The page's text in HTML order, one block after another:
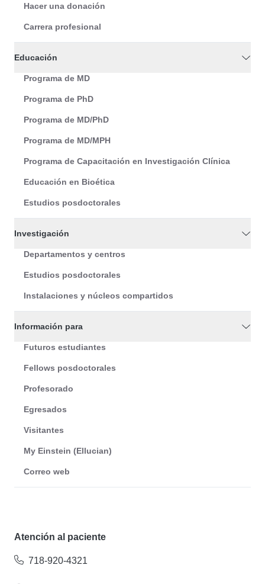
Hacer una donación
Carrera profesional
Educación
Programa de MD
Programa de PhD
Programa de MD/PhD
Programa de MD/MPH
Programa de Capacitación en Investigación Clínica
Educación en Bioética
Estudios posdoctorales
Investigación
Departamentos y centros
Estudios posdoctorales
Instalaciones y núcleos compartidos
Información para
Futuros estudiantes
Fellows posdoctorales
Profesorado
Egresados
Visitantes
My Einstein (Ellucian)
Correo web
Atención al paciente
718-920-4321